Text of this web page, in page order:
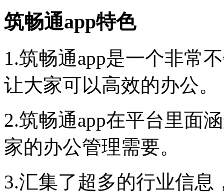
筑畅通app特色
1.筑畅通app是一个非常
让大家可以高效的办公。
2.筑畅通app在平台里面
家的办公管理需要。
3.汇集了超多的行业信